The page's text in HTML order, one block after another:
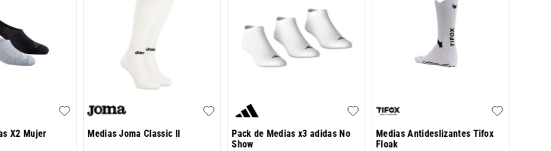
X2 Mujer
Medias Joma Classic II
Pack de Medias x3 adidas No
Show
Medias Antideslizantes Tifox
Floak